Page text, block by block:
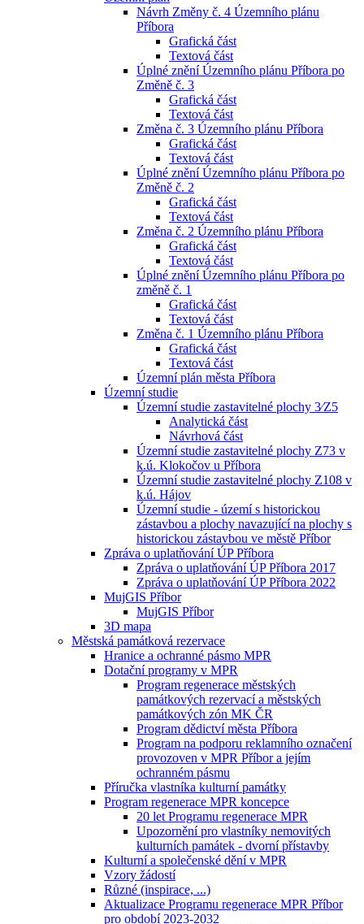
Návrh Změny č. 4 Územního plánu
Příbora
Grafická část
Textová část
Úplné znění Územního plánu Příbora po
Změně č. 3
Grafická část
Textová část
Změna č. 3 Územního plánu Příbora
Grafická část
Textová část
Úplné znění Územního plánu Příbora po
Změně č. 2
Grafická část
Textová část
Změna č. 2 Územního plánu Příbora
Grafická část
Textová část
Úplné znění Územního plánu Příbora po
změně č. 1
Grafická část
Textová část
Změna č. 1 Územního plánu Příbora
Grafická část
Textová část
Územní plán města Příbora
Územní studie
Územní studie zastavitelné plochy 3⁄Z5
Analytická část
Návrhová část
Územní studie zastavitelné plochy Z73 v
k.ú. Klokočov u Příbora
Územní studie zastavitelné plochy Z108 v
k.ú. Hájov
Územní studie - území s historickou
zástavbou a plochy navazující na plochy s
historickou zástavbou ve městě Příbor
Zpráva o uplatňování ÚP Příbora
Zpráva o uplatňování ÚP Příbora 2017
Zpráva o uplatňování ÚP Příbora 2022
MujGIS Příbor
MujGIS Příbor
3D mapa
Městská památková rezervace
Hranice a ochranné pásmo MPR
Dotační programy v MPR
Program regenerace městských
památkových rezervací a městských
památkových zón MK ČR
Program dědictví města Příbora
Program na podporu reklamního označení
provozoven v MPR Příbor a jejím
ochranném pásmu
Příručka vlastníka kulturní památky
Program regenerace MPR koncepce
20 let Programu regenerace MPR
Upozornění pro vlastníky nemovitých
kulturních památek - dvorní přístavby
Kulturní a společenské dění v MPR
Vzory žádostí
Různé (inspirace, ...)
Aktualizace Programu regenerace MPR Příbor
pro období 2023-2032